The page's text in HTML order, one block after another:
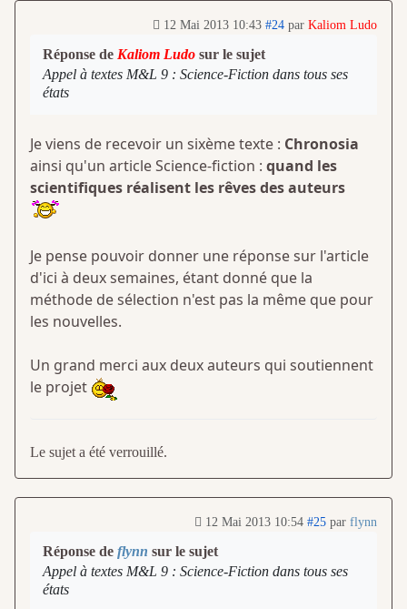
12 Mai 2013 10:43 #24 par Kaliom Ludo
Réponse de Kaliom Ludo sur le sujet
Appel à textes M&L 9 : Science-Fiction dans tous ses
états
Je viens de recevoir un sixème texte : Chronosia
ainsi qu'un article Science-fiction : quand les
scientifiques réalisent les rêves des auteurs
Je pense pouvoir donner une réponse sur l'article
d'ici à deux semaines, étant donné que la
méthode de sélection n'est pas la même que pour
les nouvelles.
Un grand merci aux deux auteurs qui soutiennent
le projet
Le sujet a été verrouillé.
12 Mai 2013 10:54 #25 par flynn
Réponse de flynn sur le sujet
Appel à textes M&L 9 : Science-Fiction dans tous ses
états